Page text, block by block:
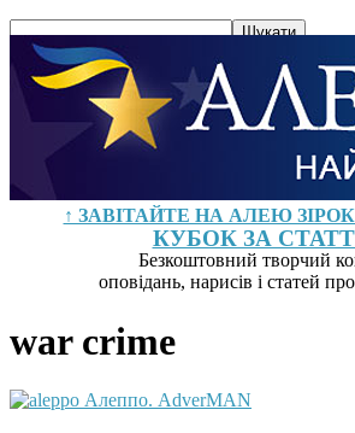
↑ ЗАВІТАЙТЕ НА АЛЕЮ
КУБОК ЗА
Безкоштовний творчий
оповідань, нарисів і статей
war crime